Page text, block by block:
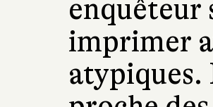
enquêteur
imprimer
atypiques.